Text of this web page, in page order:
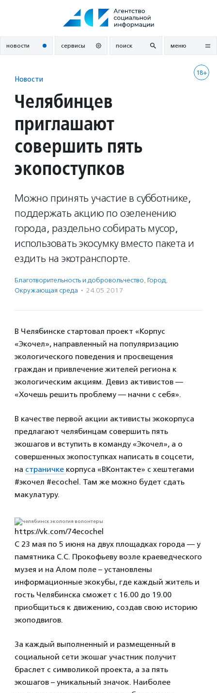
новости сервисы поиск меню
18+
Новости
Челябинцев
приглашают
совершить пять
экопоступков
Можно принять участие в субботнике,
поддержать акцию по озеленению
города, раздельно собирать мусор,
использовать экосумку вместо пакета и
ездить на экотранспорте.
Благотвори­тель­ность и доброволь­чест­во, Город,
Окружающая среда · 24.05.2017
В Челябинске стартовал проект «Корпус
«Экочел», направленный на популяризацию
экологического поведения и просвещения
граждан и привлечение жителей региона к
экологическим акциям. Девиз активистов —
«Хочешь решить проблему — начни с себя».
В качестве первой акции активисты экокорпуса
предлагают челябинцам совершить пять
экошагов и вступить в команду «Экочел», а о
совершенных экопоступках написать в соцсети,
на страничке корпуса «ВКонтакте» с хештегами
#экочел #ecochel. Там же можно будет сдать
макулатуру.
https://vk.com/74ecochel
С 23 мая по 5 июня на двух площадках города — у
памятника С.С. Прокофьеву возле краеведческого
музея и на Алом поле – установлены
информационные экокубы, где каждый житель и
гость Челябинска сможет с 16.00 до 19.00
приобщиться к движению, создав свою историю
экоподвигов.
За каждый выполненный и размещенный в
социальной сети экошаг участник получит
браслет с символикой проекта, а за пять
экошагов – уникальный значок. Наиболее